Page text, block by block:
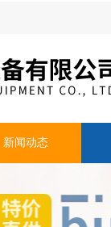
新闻动态